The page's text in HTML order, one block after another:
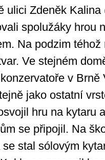
ulici Zdeněk Kalina
spolužáky hrou
Na podzim
Ve stejném
v Brně
jako ostatní
hru na kytaru
se připojil. Na
stal sólovým